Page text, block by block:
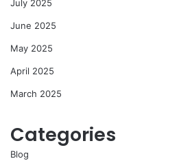
July 2025
June 2025
May 2025
April 2025
March 2025
Categories
Blog